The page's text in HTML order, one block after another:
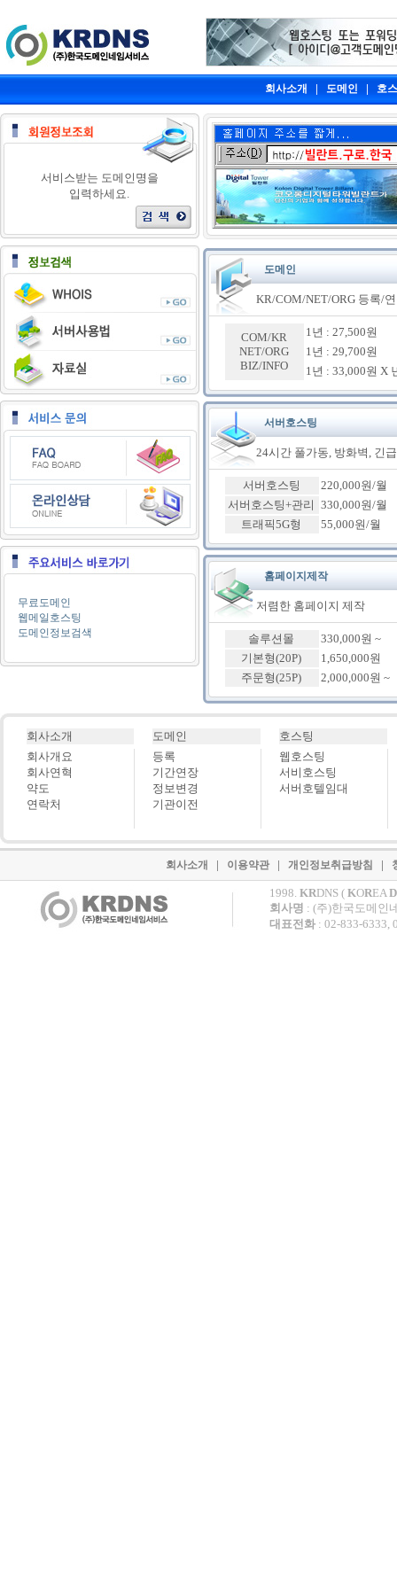
회사소개 | 도메인 | 호
서비스받는 도메인명을
입력하세요.
무료도메인
웹메일호스팅
도메인정보검색
도메인
KR/COM/NET/ORG 등록/
COM/KR
NET/ORG
BIZ/INFO
1년 : 27,500원
1년 : 29,700원
1년 : 33,000원 X
서버호스팅
24시간 풀가동, 방화벽, 긴
서버호스팅
220,000원/월
서버호스팅+관리
330,000원/월
트래픽5G형
55,000원/월
홈페이지제작
저렴한 홈페이지 제작
솔루션몰
330,000원 ~
기본형(20P)
1,650,000원
주문형(25P)
2,000,000원 ~
회사소개 도메인
호스팅
회사개요
회사연혁
약도
연락처
등록
기간연장
정보변경
기관이전
웹호스팅
서비호스팅
서버호텔임대
회사소개 | 이용약관 | 개인정보취급방침 |
1998. KRDNS ( KOREAD
회사명 : (주)한국도메인
대표전화 : 02-833-6333,